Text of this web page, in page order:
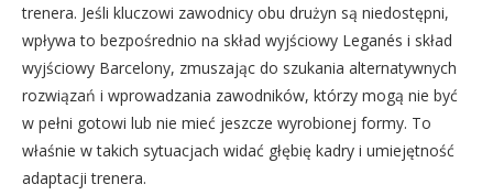
trenera. Jeśli kluczowi zawodnicy obu drużyn są niedostępni,
wpływa to bezpośrednio na skład wyjściowy Leganés i skład
wyjściowy Barcelony, zmuszając do szukania alternatywnych
rozwiązań i wprowadzania zawodników, którzy mogą nie być
w pełni gotowi lub nie mieć jeszcze wyrobionej formy. To
właśnie w takich sytuacjach widać głębię kadry i umiejętność
adaptacji trenera.